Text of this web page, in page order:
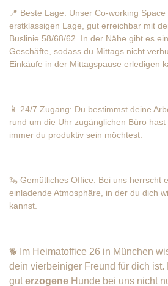
📍 Beste Lage: Unser Co-working
erstklassigen Lage, gut erreichbar mit
Buslinie 58/68/62. In der Nähe gibt es
Geschäfte, sodass du Mittags nicht
Einkäufe in der Mittagspause erledigen
📱 24/7 Zugang: Du bestimmst deine
rund um die Uhr zugänglichen Büro
immer du produktiv sein möchtest.
🦦 Gemütliches Office: Bei uns herrscht
einladende Atmosphäre, in der du dich
kannst.
🐕 Im Heimatoffice 26 in München
dein vierbeiniger Freund für dich ist.
gut erzogene Hunde bei uns nicht